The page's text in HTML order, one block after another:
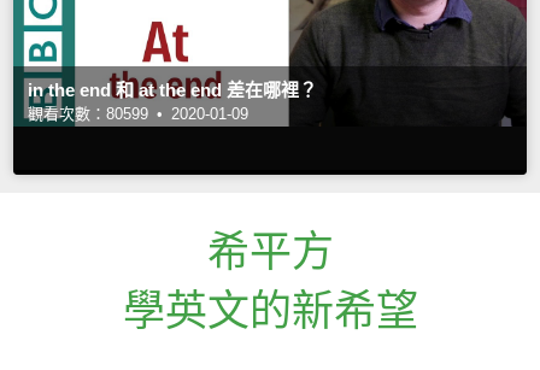
in the end 和 at the end 差在哪裡？
觀看次數：80599 • 2020-01-09
希平方
學英文的新希望